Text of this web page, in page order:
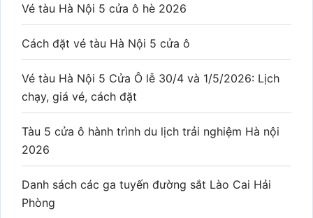
Vé tàu Hà Nội 5 cửa ô hè 2026
Cách đặt vé tàu Hà Nội 5 cửa ô
Vé tàu Hà Nội 5 Cửa Ô lễ 30/4 và 1/5/2026: Lịch
chạy, giá vé, cách đặt
Tàu 5 cửa ô hành trình du lịch trải nghiệm Hà nội
2026
Danh sách các ga tuyến đường sắt Lào Cai Hải
Phòng